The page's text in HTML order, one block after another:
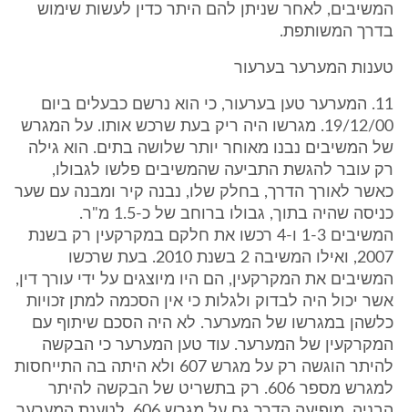
המשיבים, לאחר שניתן להם היתר כדין לעשות שימוש
בדרך המשותפת.
טענות המערער בערעור
11. המערער טען בערעור, כי הוא נרשם כבעלים ביום
19/12/00. מגרשו היה ריק בעת שרכש אותו. על המגרש
של המשיבים נבנו מאוחר יותר שלושה בתים. הוא גילה
רק עובר להגשת התביעה שהמשיבים פלשו לגבולו,
כאשר לאורך הדרך, בחלק שלו, נבנה קיר ומבנה עם שער
כניסה שהיה בתוך, גבולו ברוחב של כ-1.5 מ"ר.
המשיבים 1-3 ו-4 רכשו את חלקם במקרקעין רק בשנת
2007, ואילו המשיבה 2 בשנת 2010. בעת שרכשו
המשיבים את המקרקעין, הם היו מיוצגים על ידי עורך דין,
אשר יכול היה לבדוק ולגלות כי אין הסכמה למתן זכויות
כלשהן במגרשו של המערער. לא היה הסכם שיתוף עם
המקרקעין של המערער. עוד טען המערער כי הבקשה
להיתר הוגשה רק על מגרש 607 ולא היתה בה התייחסות
למגרש מספר 606. רק בתשריט של הבקשה להיתר